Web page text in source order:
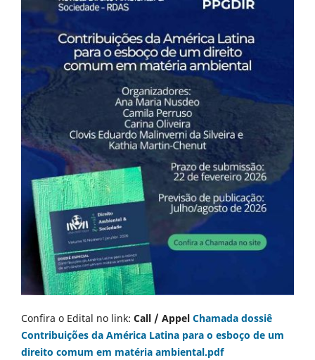
Confira o Edital no link: Call / Appel Chamada dossiê
Contribuições da América Latina para o esboço de um
direito comum em matéria ambiental.pdf